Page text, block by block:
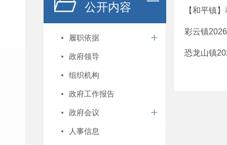
公开内容
履职依据
政府领导
组织机构
政府工作报告
政府会议
人事信息
【和平镇
彩云镇
恐龙山镇